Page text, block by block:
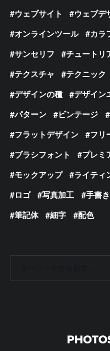
ウェブサイト
ウェブデ
オンラインツール
カラ
サンセリフ
チュートリ
テクスチャ
テクニック
デザインの種
デザイン
パターン
ビンテージ
フラットデザイン
フリ
ブラシフォント
プレミ
モックアップ
ライティ
ロゴ
写真加工 手書き
筆記体
細字 配色